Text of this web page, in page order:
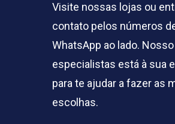
Visite nossas lojas ou
contato pelos números
WhatsApp ao lado.
especialistas está à sua
para te ajudar a fazer as
escolhas.